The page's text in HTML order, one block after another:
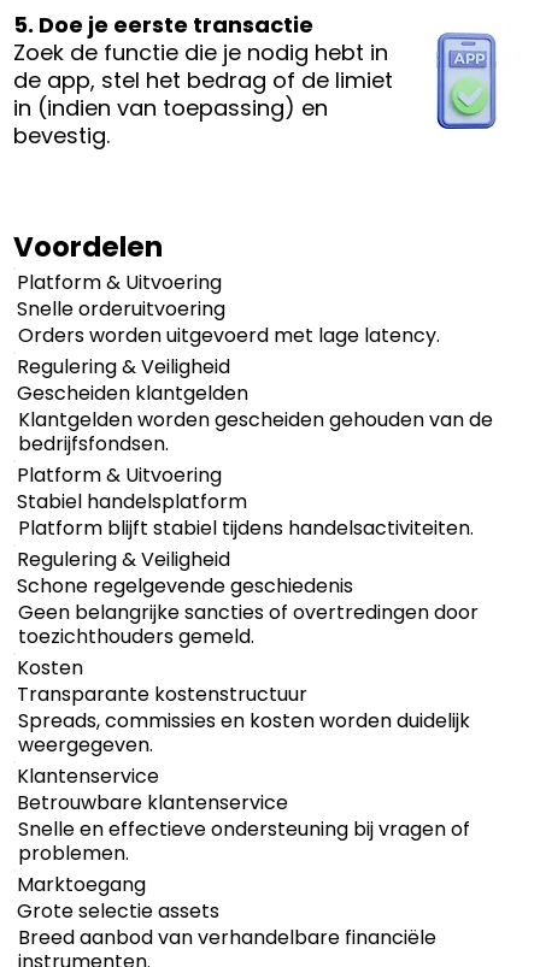
5. Doe je eerste transactie
Zoek de functie die je nodig hebt in
de app, stel het bedrag of de limiet
in (indien van toepassing) en
bevestig.
Voordelen
Platform & Uitvoering
Snelle orderuitvoering
Orders worden uitgevoerd met lage latency.
Regulering & Veiligheid
Gescheiden klantgelden
Klantgelden worden gescheiden gehouden van de
bedrijfsfondsen.
Platform & Uitvoering
Stabiel handelsplatform
Platform blijft stabiel tijdens handelsactiviteiten.
Regulering & Veiligheid
Schone regelgevende geschiedenis
Geen belangrijke sancties of overtredingen door
toezichthouders gemeld.
Kosten
Transparante kostenstructuur
Spreads, commissies en kosten worden duidelijk
weergegeven.
Klantenservice
Betrouwbare klantenservice
Snelle en effectieve ondersteuning bij vragen of
problemen.
Marktoegang
Grote selectie assets
Breed aanbod van verhandelbare financiële
instrumenten.